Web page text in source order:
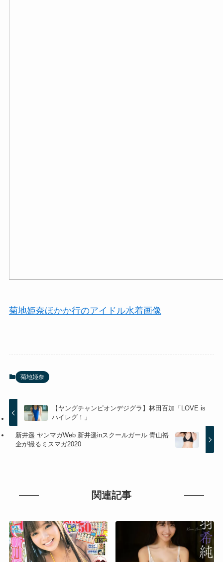
菊地姫奈ほかか行のアイドル水着画像
菊地姫奈
【ヤングチャンピオンデジグラ】林田百加「LOVE is
ハイレグ！」
新井遥 ヤンマガWeb 新井遥inスクールガール 青山裕
企が撮るミスマガ2020
関連記事